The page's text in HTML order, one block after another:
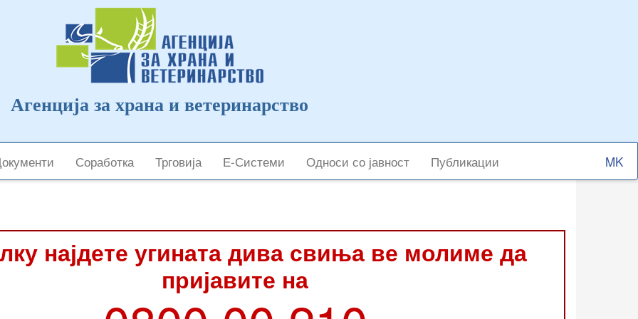
Агенција за храна и ветеринарство
Соработка Трговија Е-Системи Односи со јавност Публикации
Select
your
најдете угината дива свиња ве молиме да
пријавите на